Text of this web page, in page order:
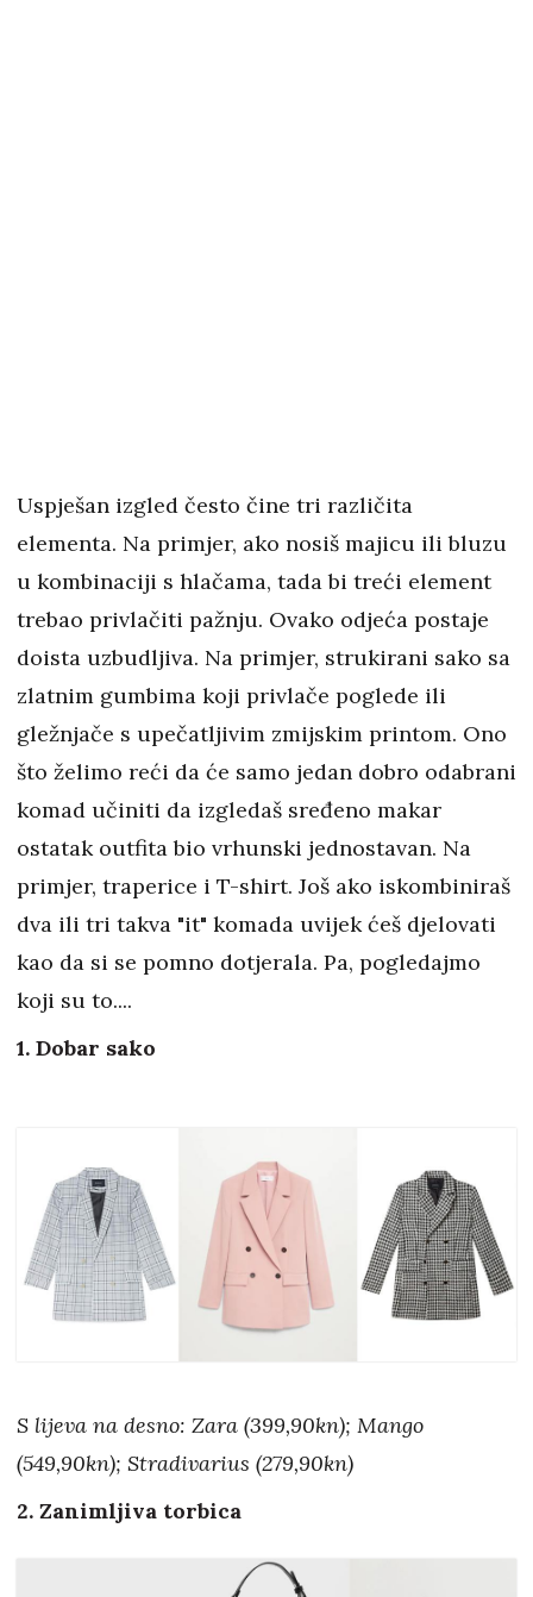
Uspješan izgled često čine tri različita
elementa. Na primjer, ako nosiš majicu ili bluzu
u kombinaciji s hlačama, tada bi treći element
trebao privlačiti pažnju. Ovako odjeća postaje
doista uzbudljiva. Na primjer, strukirani sako sa
zlatnim gumbima koji privlače poglede ili
gležnjače s upečatljivim zmijskim printom. Ono
što želimo reći da će samo jedan dobro odabrani
komad učiniti da izgledaš sređeno makar
ostatak outfita bio vrhunski jednostavan. Na
primjer, traperice i T-shirt. Još ako iskombiniraš
dva ili tri takva "it" komada uvijek ćeš djelovati
kao da si se pomno dotjerala. Pa, pogledajmo
koji su to....
1. Dobar sako
S lijeva na desno: Zara (399,90kn); Mango
(549,90kn); Stradivarius (279,90kn)
2. Zanimljiva torbica